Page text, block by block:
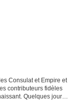
Consulat et Empire et
contributeurs fidèles
Quelques jours